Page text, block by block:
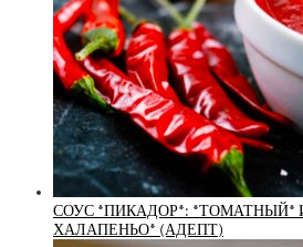
СОУС *ПИКАДОР*: *ТОМАТНЫЙ*
ХАЛАПЕНЬО* (АДЕПТ)